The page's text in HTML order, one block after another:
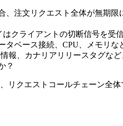
注文リクエスト全体が無期
クライアントの切断信号を受
ベース接続、CPU、メモリ
報、カナリアリリースタグな
？
クエストコールチェーン全体